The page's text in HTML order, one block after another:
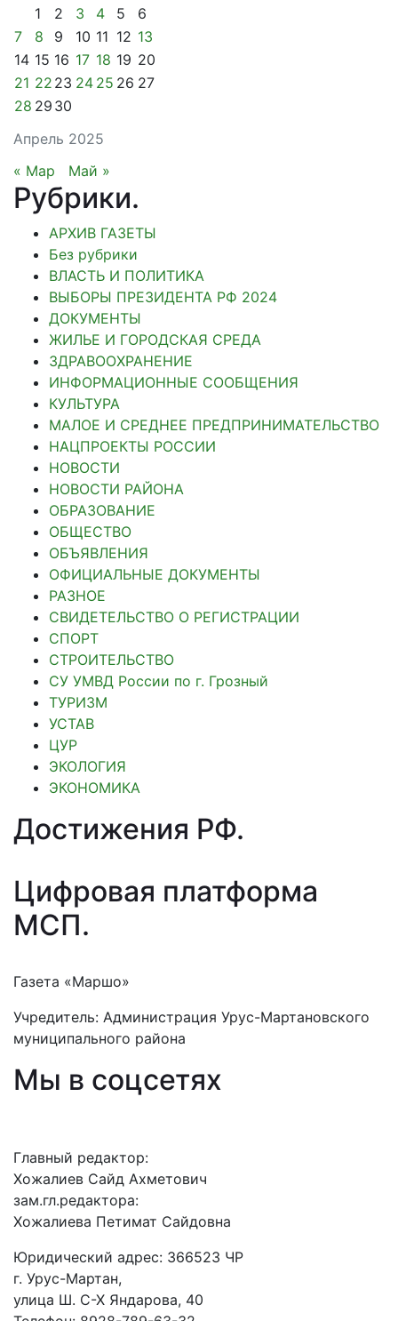
Апрель 2025
1
2 3 4 5
6
7
8 9 10 11 12 13
14 15 16 17 18 19 20
21 22 23 24 25 26 27
28 29 30
« Мар Май »
Рубрики.
АРХИВ ГАЗЕТЫ
Без рубрики
ВЛАСТЬ И ПОЛИТИКА
ВЫБОРЫ ПРЕЗИДЕНТА РФ 2024
ДОКУМЕНТЫ
ЖИЛЬЕ И ГОРОДСКАЯ СРЕДА
ЗДРАВООХРАНЕНИЕ
ИНФОРМАЦИОННЫЕ СООБЩЕНИЯ
КУЛЬТУРА
МАЛОЕ И СРЕДНЕЕ ПРЕДПРИНИМАТЕЛЬСТВО
НАЦПРОЕКТЫ РОССИИ
НОВОСТИ
НОВОСТИ РАЙОНА
ОБРАЗОВАНИЕ
ОБЩЕСТВО
ОБЪЯВЛЕНИЯ
ОФИЦИАЛЬНЫЕ ДОКУМЕНТЫ
РАЗНОЕ
СВИДЕТЕЛЬСТВО О РЕГИСТРАЦИИ
СПОРТ
СТРОИТЕЛЬСТВО
СУ УМВД России по г. Грозный
ТУРИЗМ
УСТАВ
ЦУР
ЭКОЛОГИЯ
ЭКОНОМИКА
Достижения РФ.
Цифровая платформа
МСП.
Газета «Маршо»
Учредитель: Администрация Урус-Мартановского
муниципального района
Мы в соцсетях
Главный редактор:
Хожалиев Сайд Ахметович
зам.гл.редактора:
Хожалиева Петимат Сайдовна
Юридический адрес: 366523 ЧР
г. Урус-Мартан,
улица Ш. С-Х Яндарова, 40